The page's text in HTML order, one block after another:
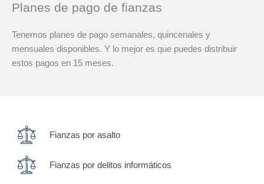
Planes de pago de fianzas
Tenemos planes de pago semanales, quincenales y
mensuales disponibles. Y lo mejor es que puedes distribuir
estos pagos en 15 meses.
Fianzas por asalto
Fianzas por delitos informáticos